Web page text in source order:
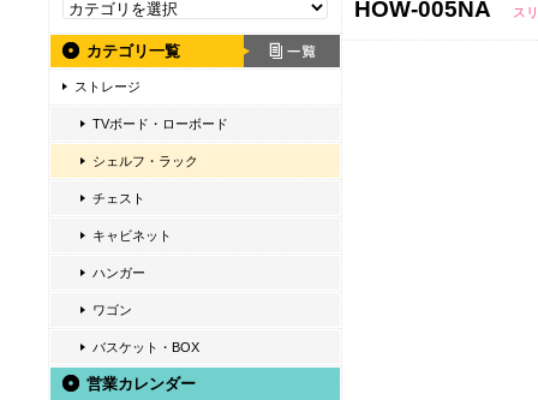
カテゴリ一覧
ストレージ
TVボード・ローボード
シェルフ・ラック
チェスト
キャビネット
ハンガー
ワゴン
バスケット・BOX
営業カレンダー
HOW-005NA ス